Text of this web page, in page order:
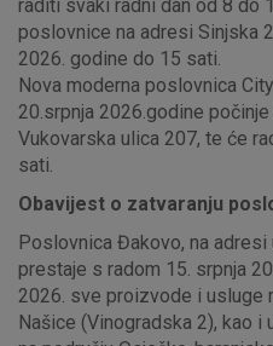
raditi svaki radni dan od 8 do
poslovnice na adresi Sinjska
2026. godine do 15 sati.
Nova moderna poslovnica
20.srpnja 2026.godine
Vukovarska ulica 207, te će
sati.
Obavijest o zatvaranju
Poslovnica Đakovo, na adresi
prestaje s radom 15. srpnja
2026. sve proizvode i usluge
Našice (Vinogradska 2), kao